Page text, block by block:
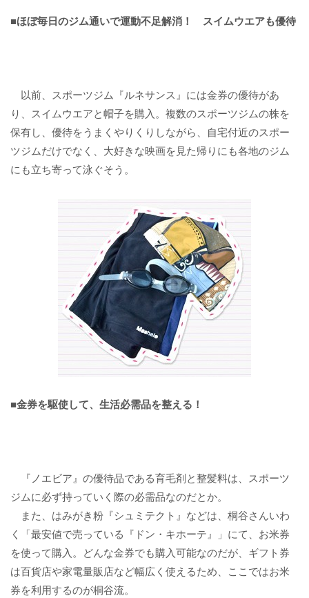
■ほぼ毎日のジム通いで運動不足解消！ スイムウエアも優待
以前、スポーツジム『ルネサンス』には金券の優待があ
り、スイムウエアと帽子を購入。複数のスポーツジムの株を
保有し、優待をうまくやりくりしながら、自宅付近のスポー
ツジムだけでなく、大好きな映画を見た帰りにも各地のジム
にも立ち寄って泳ぐそう。
■金券を駆使して、生活必需品を整える！
『ノエビア』の優待品である育毛剤と整髪料は、スポーツ
ジムに必ず持っていく際の必需品なのだとか。
また、はみがき粉『シュミテクト』などは、桐谷さんいわ
く「最安値で売っている『ドン・キホーテ』」にて、お米券
を使って購入。どんな金券でも購入可能なのだが、ギフト券
は百貨店や家電量販店など幅広く使えるため、ここではお米
券を利用するのが桐谷流。